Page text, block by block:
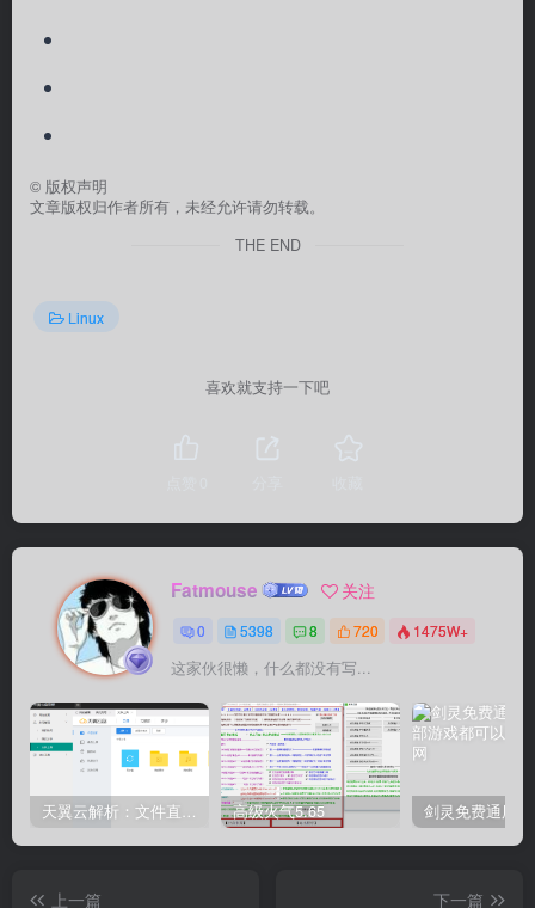
© 版权声明
文章版权归作者所有，未经允许请勿转载。
THE END
Linux
喜欢就支持一下吧
Fatmouse 关注
0 5398 8 720 1475W+
这家伙很懒，什么都没有写...
天翼云解析：文件直链获取源码 高级火气5.65
上一篇
下一篇